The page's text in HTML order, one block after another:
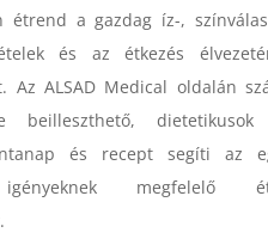
étrend a gazdag íz-,
és az étkezés
Az ALSAD Medical oldalán
beilleszthető,
és recept segíti az
megfelelő